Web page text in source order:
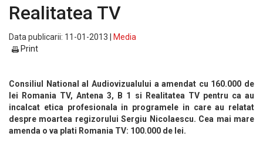
Realitatea TV
Data publicarii: 11-01-2013 |
Media
Print
Consiliul National al Audiovizualului a amendat cu 160.000 de
lei Romania TV, Antena 3, B 1 si Realitatea TV pentru ca au
incalcat etica profesionala in programele in care au relatat
despre moartea regizorului Sergiu Nicolaescu. Cea mai mare
amenda o va plati Romania TV: 100.000 de lei.